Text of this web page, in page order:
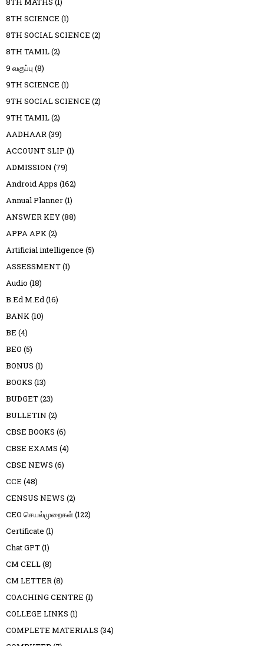
8TH SCIENCE (1)
8TH SOCIAL SCIENCE (2)
8TH TAMIL(2)
9 வகுப்பு (8)
9TH SCIENCE (1)
9TH SOCIAL SCIENCE (2)
9TH TAMIL(2)
AADHAAR(39)
ACCOUNT SLIP (1)
ADMISSION (79)
Android Apps (162)
Annual Planner(1)
ANSWER KEY(88)
APPA APK(2)
Artificial intelligence (5)
ASSESSMENT(1)
Audio (18)
B.Ed M.Ed(16)
BANK(10)
BE (4)
BEO (5)
BONUS (1)
BOOKS (13)
BUDGET(23)
BULLETIN (2)
CBSE BOOKS (6)
CBSE EXAMS (4)
CBSE NEWS (6)
CCE (48)
CENSUS NEWS (2)
CEO செயல்முறைகள்(122)
Certificate (1)
Chat GPT(1)
CM CELL(8)
CM LETTER(8)
COACHING CENTRE (1)
COLLEGE LINKS (1)
COMPLETE MATERIALS (34)